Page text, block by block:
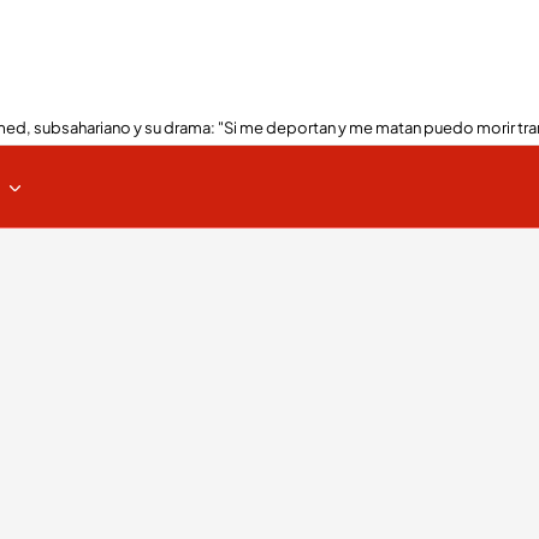
subsahariano y su drama: "Si me deportan y me matan puedo morir